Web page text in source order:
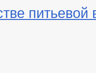
питьевой